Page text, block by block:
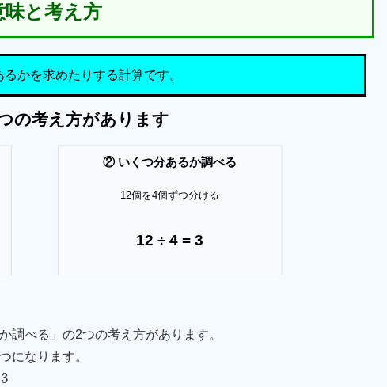
と考え方
かを求めたりする計算です。
の考え方があります
② いくつ分あるか調べる
12個を4個ずつ分ける
12 ÷ 4 = 3
調べる」の2つの考え方があります。
になります。